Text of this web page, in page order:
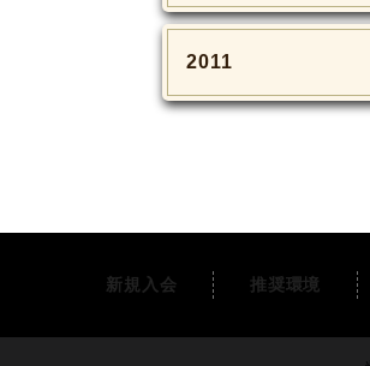
2011
新規入会 推奨環境